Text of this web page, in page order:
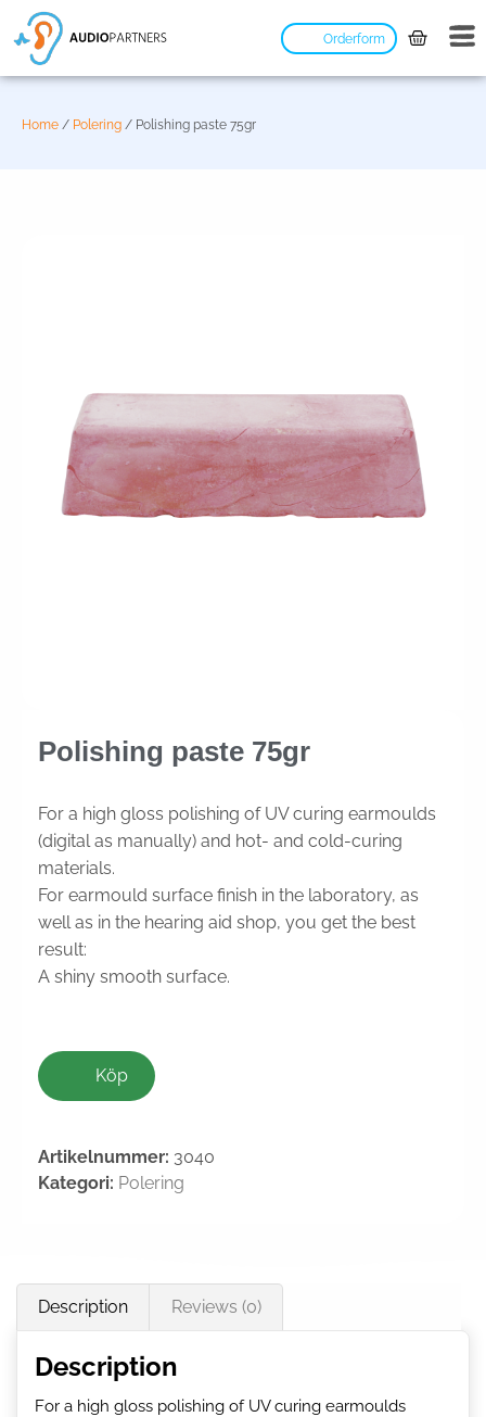
Orderform
Home / Polering / Polishing paste 75gr
Polishing paste 75gr
For a high gloss polishing of UV curing earmoulds
(digital as manually) and hot- and cold-curing
materials.
For earmould surface finish in the laboratory, as
well as in the hearing aid shop, you get the best
result:
A shiny smooth surface.
Köp
Artikelnummer: 3040
Kategori: Polering
Description Reviews (0)
Description
For a high gloss polishing of UV curing earmoulds